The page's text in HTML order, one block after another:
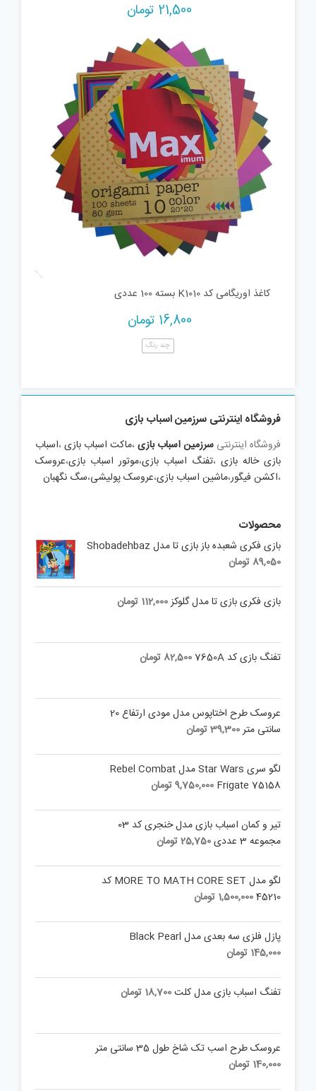
21,500 تومان
کاغذ اوریگامی کد K1010 بسته 100 عددی
16,800 تومان
چند رنگ
فروشگاه اینترنتی سرزمین اسباب بازی
فروشگاه اینترنتی سرزمین اسباب بازی،ماکت اسباب بازی،اسباب
بازی خاله بازی ،تفنگ اسباب بازی،موتور اسباب بازی،عروسک
،اکشن فیگور،ماشین اسباب بازی،عروسک پولیشی،سگ نگهبان
محصولات
بازی فکری شعبده باز بازی تا مدل Shobadehbaz
89,050 تومان
بازی فکری بازی تا مدل گلوکز112,000 تومان
تفنگ بازی کد 7650A 82,500 تومان
عروسک طرح اختاپوس مدل مودی ارتفاع 20
سانتی متر39,300تومان
لگو سری Star Wars مدل Rebel Combat
Frigate 75158
9,750,000تومان
تیر و کمان اسباب بازی مدل خنجری کد 03
مجموعه 3 عددی
25,750تومان
لگو مدل MORE TO MATH CORE SET کد
45210
1,500,000 تومان
پازل فلزی سه بعدی مدل Black Pearl
145,000 تومان
تفنگ اسباب بازی مدل کلت18,700 تومان
عروسک طرح اسب تک شاخ طول 35 سانتی متر
140,000 تومان